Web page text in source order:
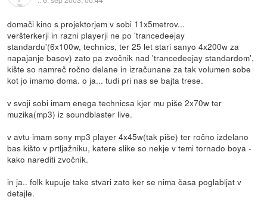
domači kino s projektorjem v sobi 11x5metrov...
veršterkerji in razni playerji ne po 'trancedeejay
standardu'(6x100w, technics, ter 25 let stari sanyo 4x200w za
napajanje basov) zato pa zvočnik nad 'trancedeejay standardom',
kište so namreč ročno delane in izračunane za tak volumen sobe
kot jo imamo doma. o ja... tudi pri nas se bajta trese.
v svoji sobi imam enega technicsa kjer mu piše 2x70w ter
muzika(mp3) iz soundblaster live.
v avtu imam sony mp3 player 4x45w(tak piše) ter ročno izdelano
bas kišto v prtljažniku, katere slike so nekje v temi tornado boya -
kako narediti zvočnik.
in ja.. folk kupuje take stvari zato ker se nima časa poglabljat v
detajle.